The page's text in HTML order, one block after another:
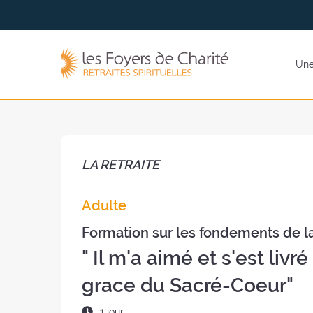
au
contenu
LA RETRAITE
Adulte
Formation sur les fondements de
" Il m'a aimé et s'est livré
grace du Sacré-Coeur"